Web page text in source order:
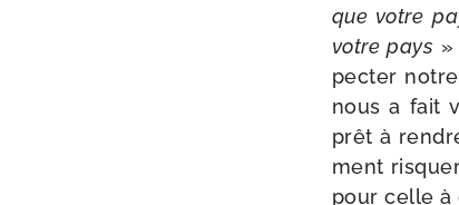
que votre
votre pays
pec­ter
nous a fait
prêt à
ment
pour celle à